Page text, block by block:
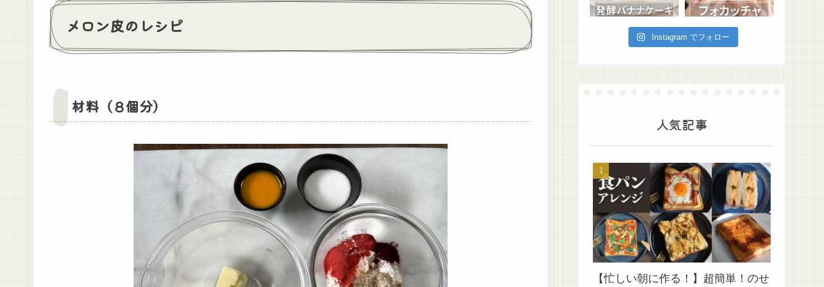
メロン皮のレシピ
材料（８個分）
Instagram でフォロー
人気記事
【忙しい朝に作る！】超簡単！のせ